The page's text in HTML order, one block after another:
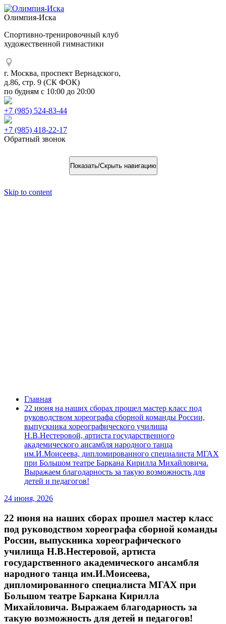
Олимпия-Иска
Спортивно-тренировочный клуб
художественной гимнастики
г. Москва, проспект Вернадского,
д.86, стр. 9 (СК ФОК)
по будням с 10:00 до 20:00
+7 (985) 524-83-44
+7 (985) 418-22-17
Обратный звонок
Показать/Скрыть навигацию
Skip to content
Главная
22 июня на наших сборах прошел мастер класс под
руководством хореографа сборной команды России,
выпускника хореографического училища
Н.В.Нестеровой, артиста государственного
академического ансамбля народного танца
им.И.Моисеева, дипломированного специалиста МГАХ
при Большом театре Баркана Кирилла Михайловича.
Выражаем благодарность за такую возможность для
детей и педагогов!
24 июня, 2026
22 июня на наших сборах прошел мастер класс
под руководством хореографа сборной команды
России, выпускника хореографического
училища Н.В.Нестеровой, артиста
государственного академического ансамбля
народного танца им.И.Моисеева,
дипломированного специалиста МГАХ при
Большом театре Баркана Кирилла
Михайловича. Выражаем благодарность за
такую возможность для детей и педагогов!